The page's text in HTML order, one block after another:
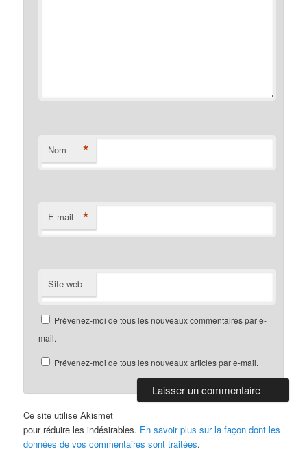
Nom *
E-mail *
Site web
Prévenez-moi de tous les nouveaux commentaires par e-
mail.
Prévenez-moi de tous les nouveaux articles par e-mail.
Ce site utilise Akismet
pour réduire les indésirables. En savoir plus sur la façon dont les
données de vos commentaires sont traitées.